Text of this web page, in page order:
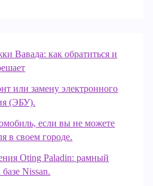
Вавада: как обратиться и
или замену электронного
(ЭБУ).
если вы не можете
в своем городе.
Oting Paladin: рамный
Nissan.